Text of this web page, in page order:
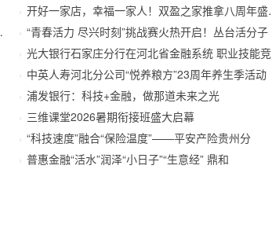
开好一家店，幸福一家人！双盈之家推拿八周年盛典精彩
“青春活力 尽兴时刻”挑战赛火热开启！丛台活分子
光大银行石家庄分行在河北省金融系统 职业技能竞
中英人寿河北分公司“悦养粮方”23周年养生季活动
浦发银行：科技+金融，做那道未来之光
三维课堂2026暑期衔接班盛大启幕
“科技速度”融合“保险温度”——平安产险贵州分
普惠金融“活水”润泽“小日子”“生意经” 鼎和